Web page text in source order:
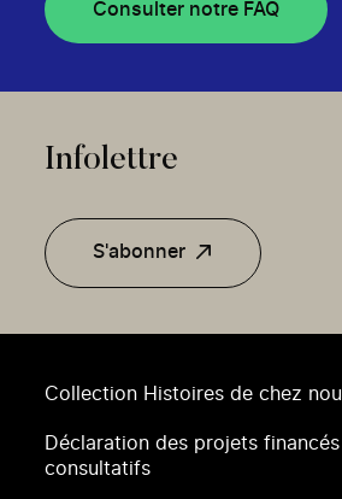
Collection Histoires de chez
Déclaration des projets
consultatifs
Consulter notre FAQ
Infolettre
S'abonner